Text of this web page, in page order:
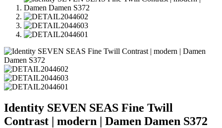
Identity SEVEN SEAS Fine Twill
Contrast | modern | Damen Damen S372